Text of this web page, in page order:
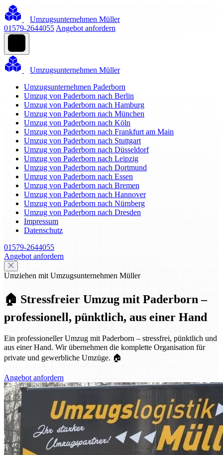
Umzugsunternehmen Müller
01579-2644055 Angebot anfordern
Umzugsunternehmen Müller
Umzugsunternehmen Paderborn
Umzug von Paderborn nach Berlin
Umzug von Paderborn nach Hamburg
Umzug von Paderborn nach München
Umzug von Paderborn nach Köln
Umzug von Paderborn nach Frankfurt am Main
Umzug von Paderborn nach Stuttgart
Umzug von Paderborn nach Düsseldorf
Umzug von Paderborn nach Leipzig
Umzug von Paderborn nach Dortmund
Umzug von Paderborn nach Essen
Umzug von Paderborn nach Bremen
Umzug von Paderborn nach Hannover
Umzug von Paderborn nach Nürnberg
Umzug von Paderborn nach Dresden
Impressum
Datenschutz
01579-2644055
Angebot anfordern
Umziehen mit Umzugsunternehmen Müller
🏠 Stressfreier Umzug mit Paderborn –
professionell, pünktlich, aus einer Hand
Ein professioneller Umzug mit Paderborn – stressfrei, pünktlich und
aus einer Hand. Wir übernehmen die komplette Organisation für
private und gewerbliche Umzüge. 🏠
Angebot anfordern